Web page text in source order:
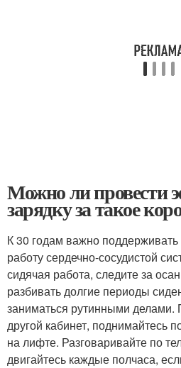
Можно ли провести
зарядку за такое
К 30 годам важно
работу сердечно-сосудистой
сидячая работа, следите за
разбивать долгие периоды
заниматься рутинными делами.
другой кабинет, поднимайтесь
на лифте. Разговаривайте по
двигайтесь каждые полчаса,